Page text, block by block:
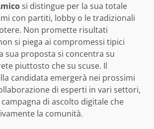
si distingue per la sua totale
con partiti, lobby o le tradizionali
Non promette risultati
si piega ai compromessi tipici
sua proposta si concentra su
piuttosto che su scuse. Il
candidata emergerà nei prossimi
di esperti in vari settori,
di ascolto digitale che
la comunità.